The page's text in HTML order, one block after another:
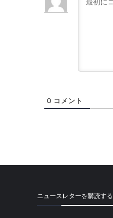
0 コメント
ニュースレターを購読する